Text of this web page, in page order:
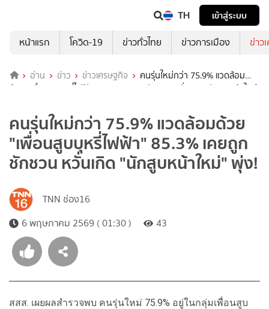
TH
เข้าสู่ระบบ
หน้าแรก
โควิด-19 ข่าวทั่วไทย ข่าวการเมือง ข่าว
อ่าน ข่าว ข่าวเศรษฐกิจ
คนรุ่นใหม่กว่า 75.9% แวดล้อม
ด้วย "เพื่อนสูบบุหรี่ไฟฟ้า" 85.3% เคยถูกชักชวน หวั่นเกิด "นักสูบหน้าใหม่"
คนรุ่นใหม่กว่า 75.9% แวดล้อมด้วย
"เพื่อนสูบบุหรี่ไฟฟ้า" 85.3% เคยถูก
ชักชวน หวั่นเกิด "นักสูบหน้าใหม่" พุ่ง!
TNN ช่อง16
6 พฤษภาคม 2569 ( 01:30 )
43
สสส. เผยผลสำรวจพบ คนรุ่นใหม่ 75.9% อยู่ในกลุ่มเพื่อนสูบ